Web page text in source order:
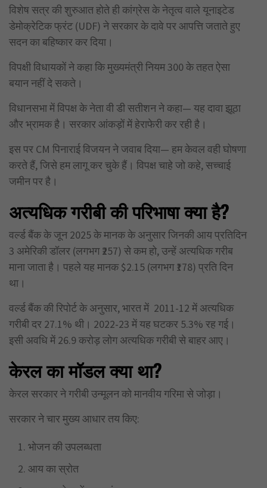
विशेष सत्र की शुरुआत होते ही कांग्रेस के नेतृत्व वाले यूनाइटेड
डेमोक्रेटिक फ्रंट (UDF) ने सरकार के दावे पर आपत्ति जताते हुए
सदन का बहिष्कार कर दिया।
विपक्षी विधायकों ने कहा कि मुख्यमंत्री नियम 300 के तहत ऐसा
बयान नहीं दे सकते।
विधानसभा में विपक्ष के नेता वी डी सतीशन ने कहा— यह दावा झूठा
और भ्रामक है। सरकार आंकड़ों में हेराफेरी कर रही है।
इस पर CM पिनाराई विजयन ने जवाब दिया— हम केवल वही घोषणा
करते हैं, जिसे हम लागू कर चुके हैं। विपक्ष चाहे जो कहे, सच्चाई
जमीन पर है।
अत्यधिक गरीबी की परिभाषा क्या है?
वर्ल्ड बैंक के जून 2025 के मानक के अनुसार जिनकी आय प्रतिदिन
3 अमेरिकी डॉलर (लगभग ₹257) से कम हो, उन्हें अत्यधिक गरीब
माना जाता है। पहले यह मानक $2.15 (लगभग ₹178) प्रति दिन
था।
वर्ल्ड बैंक की रिपोर्ट के अनुसार, भारत में 2011-12 में अत्यधिक
गरीबी दर 27.1% थी। 2022-23 में यह घटकर 5.3% रह गई।
इसी अवधि में 26.9 करोड़ लोग अत्यधिक गरीबी से बाहर आए।
केरल का मॉडल क्या था?
केरल सरकार ने गरीबी उन्मूलन को मानवीय गरिमा से जोड़ा।
सरकार ने चार मुख्य आधार तय किए:
भोजन की उपलब्धता
आय का स्रोत